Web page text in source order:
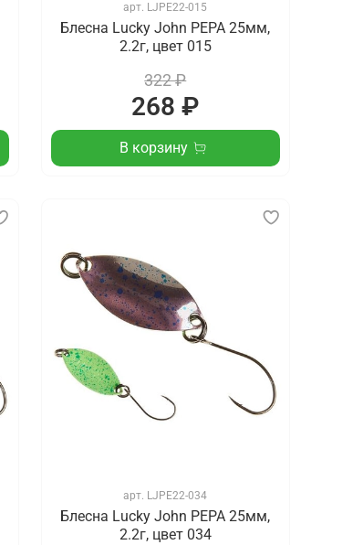
арт. LJPE22-015
Блесна Lucky John PEPA 25мм,
2.2г, цвет 015
322 ₽
268 ₽
В корзину
арт. LJPE22-034
Блесна Lucky John PEPA 25мм,
2.2г, цвет 034